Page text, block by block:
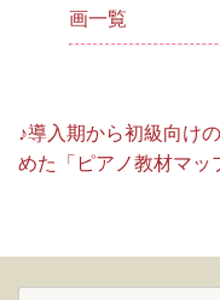
画一覧
♪導入期から初級向け
めた「ピアノ教材マッ